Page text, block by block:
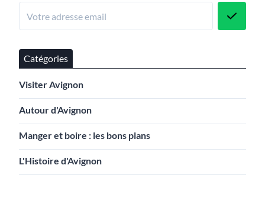
Catégories
Visiter Avignon
Autour d'Avignon
Manger et boire : les bons plans
L'Histoire d'Avignon